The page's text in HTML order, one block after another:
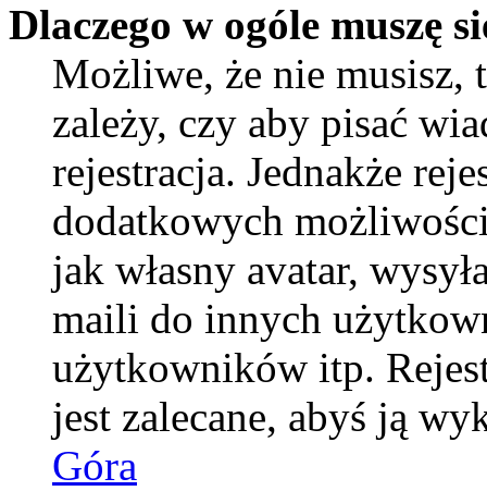
Dlaczego w ogóle muszę
Możliwe, że nie musisz,
zależy, czy aby pisać
rejestracja. Jednakże
dodatkowych
jak własny avatar,
maili do innych
użytkowników itp.
jest zalecane, abyś ją
Góra